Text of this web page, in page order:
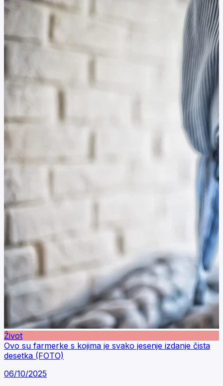
Život
Ovo su farmerke s kojima je svako jesenje izdanje čista
desetka (FOTO)
06/10/2025